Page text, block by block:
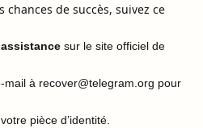
chances de succès, suivez ce
sur le site officiel de
mail à recover@telegram.org pour
pièce d’identité.